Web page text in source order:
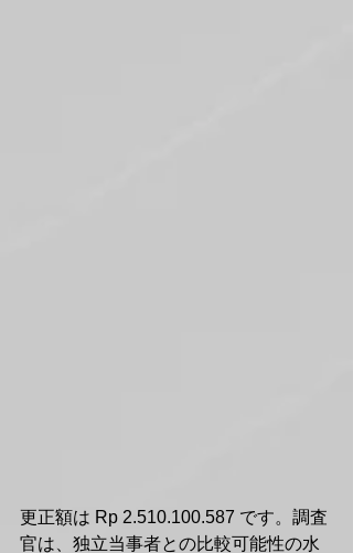
更正額は Rp 2.510.100.587 です。調査
官は、独立当事者との比較可能性の水